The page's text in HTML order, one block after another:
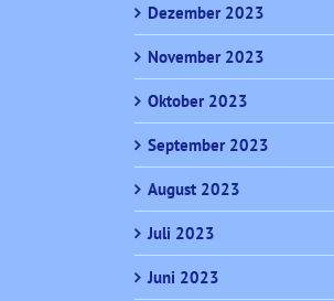
Dezember 2023
November 2023
Oktober 2023
September 2023
August 2023
Juli 2023
Juni 2023